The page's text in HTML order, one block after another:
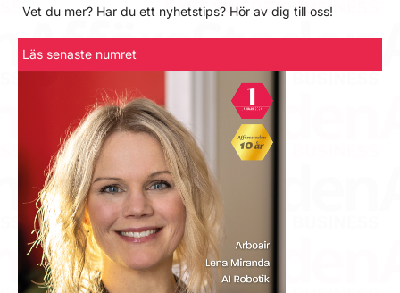
Vet du mer? Har du ett nyhetstips? Hör av dig till oss!
Läs senaste numret